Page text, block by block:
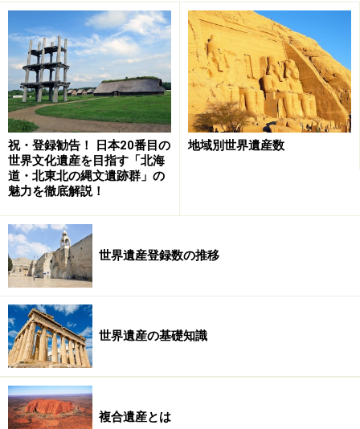
より危機遺産入りしたが、エクアドル政府の対策が認め
られ、また今後も遺産保護に努めるということで、危機
遺産リストより外された。
＜危機遺産入り＞
■バグラティ大聖堂とゲラティ修道院
Bagrati Cathedral and Gelati Monastery
グルジア、1994年、(iv)
グルジアでは10～11世紀に建築されたバグラティ大聖堂
の再建計画が持ち上がっているが、その計画が真正性と
完全性を損ないかねないものとして、危機遺産リストに
登録された。
■カスビのブガンダ歴代国王の墓
Tombs of Buganda Kings at Kasubi
ウガンダ、2001年、(i)(iii)(iv)(vi)
2010年3月16日、18～19世紀に栄えたブガンダ王国の宮
殿であり、ガンダ族の聖地となっていた王墓が焼失。13
世紀から続くブガンダの貴重な建築であり、再建が望ま
祝・登録勧告！ 日本20番目の
世界文化遺産を目指す「北海
道・北東北の縄文遺跡群」の
魅力を徹底解説！
地域別世界遺産数
世界遺産登録数の推移
世界遺産の基礎知識
複合遺産とは